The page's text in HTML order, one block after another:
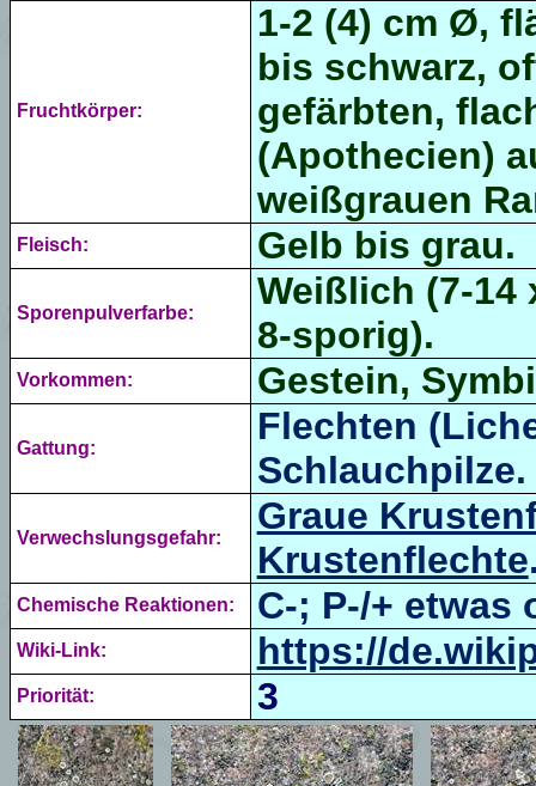
Fruchtkörper:
1-2 (4) cm Ø,
bis schwarz,
gefärbten,
(Apothecien)
weißgrauen
Fleisch: Gelb bis grau.
Sporenpulverfarbe:
Weißlich (7-14
8-sporig).
Vorkommen: Gestein,
Gattung:
Flechten
Schlauchpilze.
Verwechslungsgefahr:
Graue
Krustenflechte
Chemische Reaktionen: C-; P-/+ etwas
Wiki-Link: https://
Priorität: 3